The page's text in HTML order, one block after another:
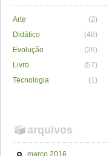
Arte (2)
Didático
(48)
Evolução
(26)
Livro
(57)
Tecnologia
(1)
arquivos
março 2016